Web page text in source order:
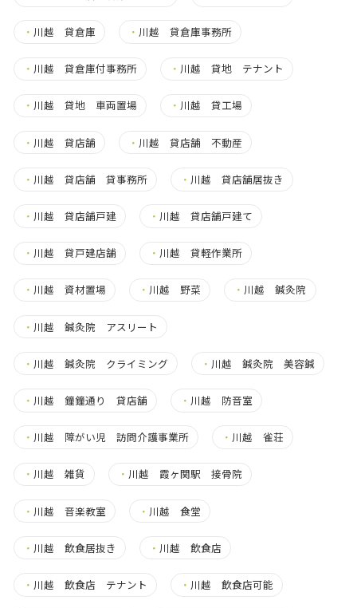
・ 川越 貸倉庫 ・ 川越 貸倉庫事務所
・ 川越 貸倉庫付事務所 ・ 川越 貸地 テナント
・ 川越 貸地 車両置場 ・ 川越 貸工場
・ 川越 貸店舗 ・ 川越 貸店舗 不動産
・ 川越 貸店舗 貸事務所 ・ 川越 貸店舗居抜き
・ 川越 貸店舗戸建 ・ 川越 貸店舗戸建て
・ 川越 貸戸建店舗 ・ 川越 貸軽作業所
・ 川越 資材置場 ・ 川越 野菜 ・ 川越 鍼灸院
・ 川越 鍼灸院 アスリート
・ 川越 鍼灸院 クライミング ・ 川越 鍼灸院 美容鍼
・ 川越 鐘鐘通り 貸店舗 ・ 川越 防音室
・ 川越 障がい児 訪問介護事業所 ・ 川越 雀荘
・ 川越 雑貨 ・ 川越 霞ヶ関駅 接骨院
・ 川越 音楽教室 ・ 川越 食堂
・ 川越 飲食居抜き ・ 川越 飲食店
・ 川越 飲食店 テナント ・ 川越 飲食店可能